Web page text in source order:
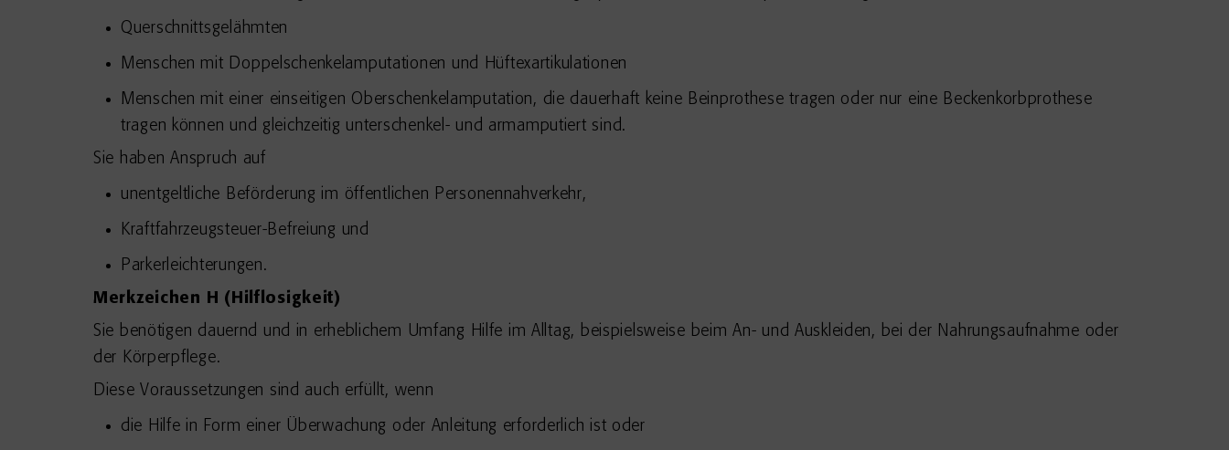
Querschnittsgelähmten
Menschen mit Doppelschenkelamputationen und Hüftexartikulationen
Menschen mit einer einseitigen Oberschenkelamputation, die dauerhaft keine Beinprothese tragen oder nur eine Beckenkorbprothese
tragen können und gleichzeitig unterschenkel- und armamputiert sind.
Sie haben Anspruch auf
unentgeltliche Beförderung im öffentlichen Personennahverkehr,
Kraftfahrzeugsteuer-Befreiung und
Parkerleichterungen.
Merkzeichen H (Hilflosigkeit)
Sie benötigen dauernd und in erheblichem Umfang Hilfe im Alltag, beispielsweise beim An- und Auskleiden, bei der Nahrungsaufnahme oder
der Körperpflege.
Diese Voraussetzungen sind auch erfüllt, wenn
die Hilfe in Form einer Überwachung oder Anleitung erforderlich ist oder